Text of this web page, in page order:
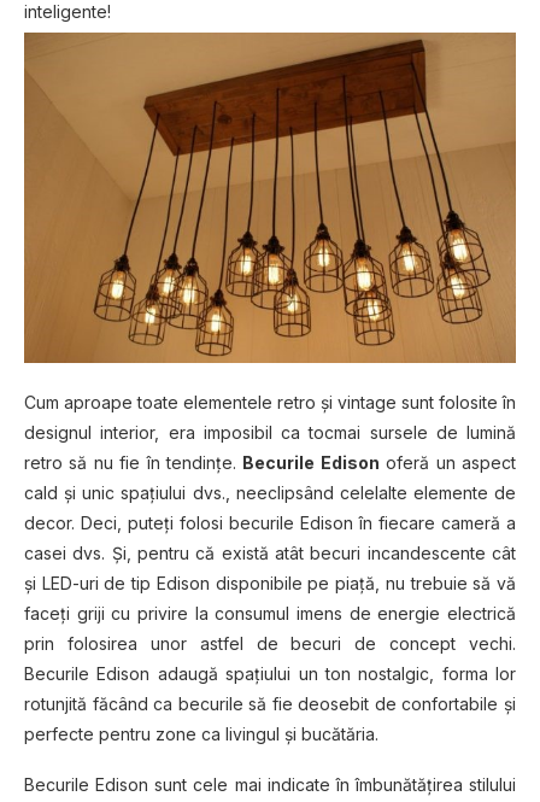
inteligente!
Cum aproape toate elementele retro și vintage sunt folosite în
designul interior, era imposibil ca tocmai sursele de lumină
retro să nu fie în tendințe. Becurile Edison oferă un aspect
cald și unic spațiului dvs., neeclipsând celelalte elemente de
decor. Deci, puteți folosi becurile Edison în fiecare cameră a
casei dvs. Și, pentru că există atât becuri incandescente cât
și LED-uri de tip Edison disponibile pe piață, nu trebuie să vă
faceți griji cu privire la consumul imens de energie electrică
prin folosirea unor astfel de becuri de concept vechi.
Becurile Edison adaugă spațiului un ton nostalgic, forma lor
rotunjită făcând ca becurile să fie deosebit de confortabile și
perfecte pentru zone ca livingul și bucătăria.
Becurile Edison sunt cele mai indicate în îmbunătățirea stilului